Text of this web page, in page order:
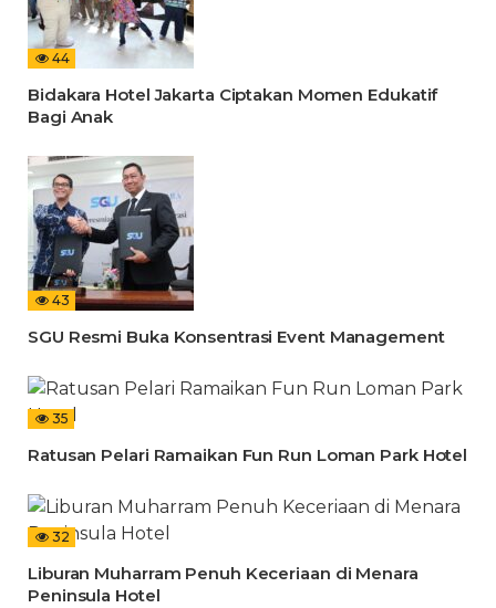
44
Bidakara Hotel Jakarta Ciptakan Momen Edukatif
Bagi Anak
43
SGU Resmi Buka Konsentrasi Event Management
35
Ratusan Pelari Ramaikan Fun Run Loman Park Hotel
32
Liburan Muharram Penuh Keceriaan di Menara
Peninsula Hotel